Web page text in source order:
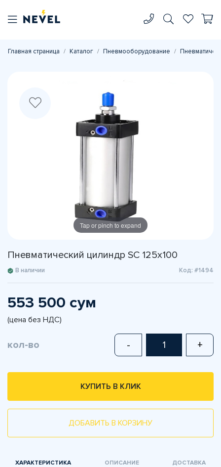
Главная страница Каталог Пневмооборудование
Tap or pinch to expand
Пневматический цилиндр SC 125x100
В наличии Код: #1494
553 500 сум
(цена без НДС)
кол-во - +
КУПИТЬ В КЛИК
ДОБАВИТЬ В КОРЗИНУ
ХАРАКТЕРИСТИКА ОПИСАНИЕ ДОСТАВКА